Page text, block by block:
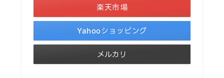
楽天市場
Yahooショッピング
メルカリ